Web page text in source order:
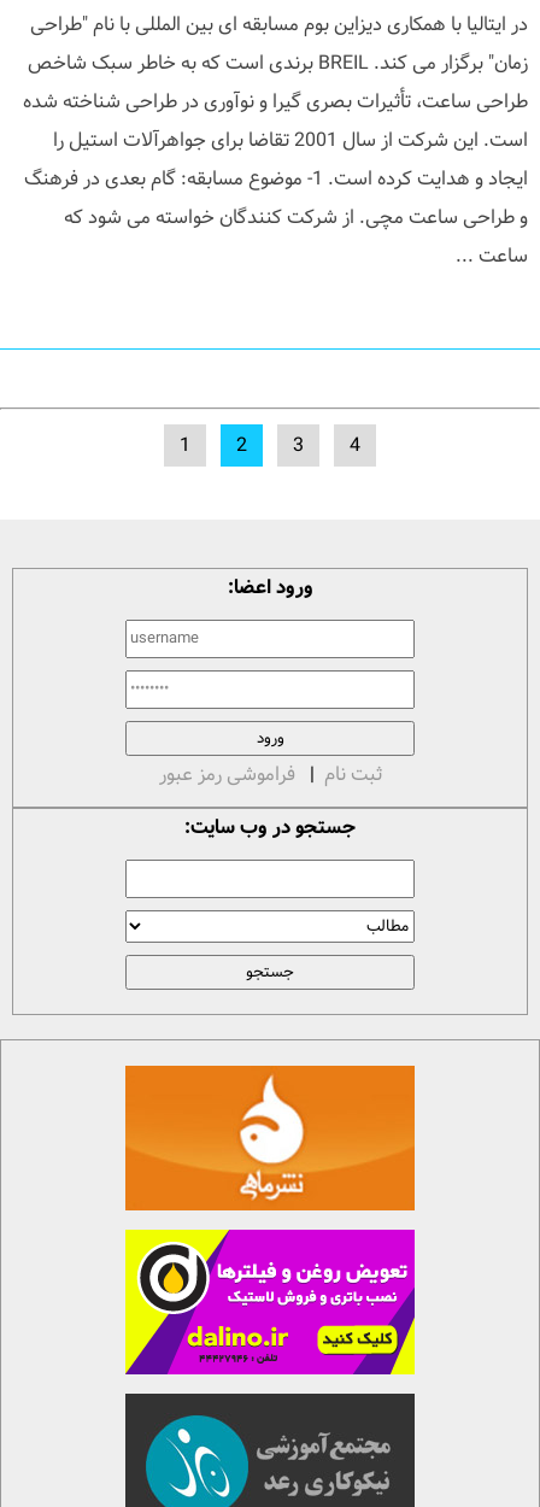
در ایتالیا با همکاری دیزاین بوم مسابقه ای بین المللی با نام "طراحی
زمان" برگزار می کند. BREIL برندی است که به خاطر سبک شاخص
طراحی ساعت، تأثیرات بصری گیرا و نوآوری در طراحی شناخته شده
است. این شرکت از سال 2001 تقاضا برای جواهرآلات استیل را
ایجاد و هدایت کرده است. 1- موضوع مسابقه: گام بعدی در فرهنگ
و طراحی ساعت مچی. از شرکت کنندگان خواسته می شود که
ساعت ...
1 2 3 4
ورود اعضا:
ثبت نام | فراموشی رمز عبور
جستجو در وب سایت: